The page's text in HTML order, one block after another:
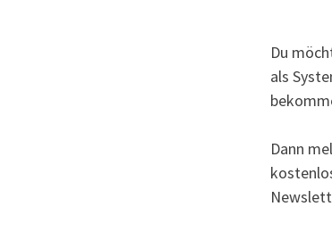
Du
als
Dann